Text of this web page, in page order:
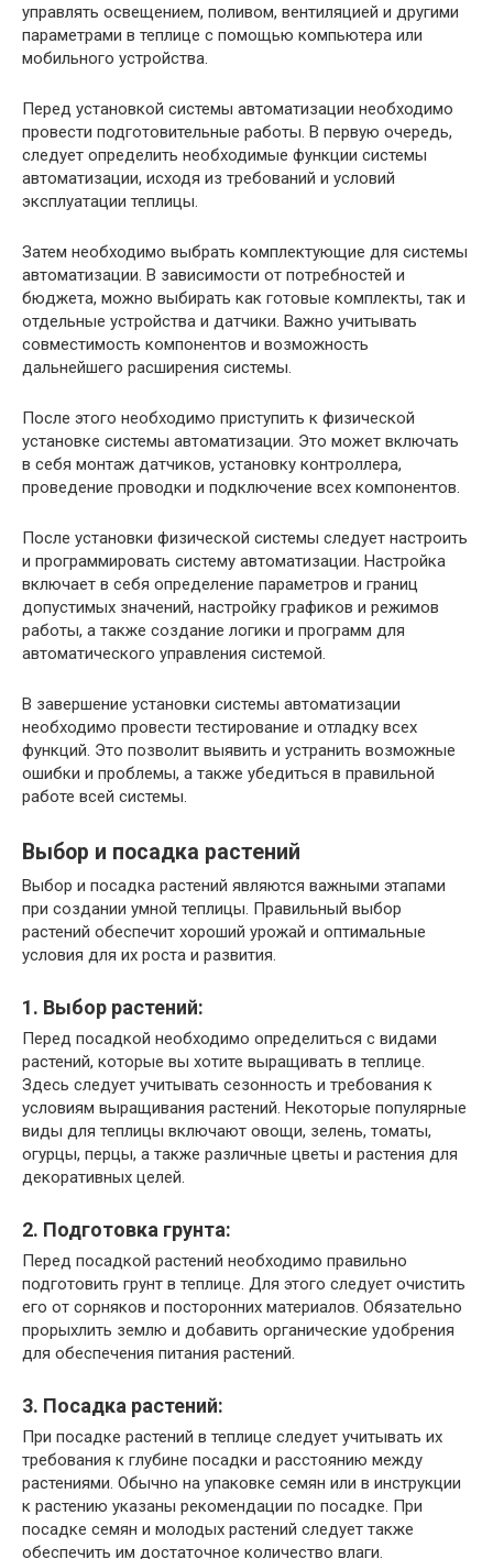
управлять освещением, поливом, вентиляцией и другими
параметрами в теплице с помощью компьютера или
мобильного устройства.
Перед установкой системы автоматизации необходимо
провести подготовительные работы. В первую очередь,
следует определить необходимые функции системы
автоматизации, исходя из требований и условий
эксплуатации теплицы.
Затем необходимо выбрать комплектующие для системы
автоматизации. В зависимости от потребностей и
бюджета, можно выбирать как готовые комплекты, так и
отдельные устройства и датчики. Важно учитывать
совместимость компонентов и возможность
дальнейшего расширения системы.
После этого необходимо приступить к физической
установке системы автоматизации. Это может включать
в себя монтаж датчиков, установку контроллера,
проведение проводки и подключение всех компонентов.
После установки физической системы следует настроить
и программировать систему автоматизации. Настройка
включает в себя определение параметров и границ
допустимых значений, настройку графиков и режимов
работы, а также создание логики и программ для
автоматического управления системой.
В завершение установки системы автоматизации
необходимо провести тестирование и отладку всех
функций. Это позволит выявить и устранить возможные
ошибки и проблемы, а также убедиться в правильной
работе всей системы.
Выбор и посадка растений
Выбор и посадка растений являются важными этапами
при создании умной теплицы. Правильный выбор
растений обеспечит хороший урожай и оптимальные
условия для их роста и развития.
1. Выбор растений:
Перед посадкой необходимо определиться с видами
растений, которые вы хотите выращивать в теплице.
Здесь следует учитывать сезонность и требования к
условиям выращивания растений. Некоторые популярные
виды для теплицы включают овощи, зелень, томаты,
огурцы, перцы, а также различные цветы и растения для
декоративных целей.
2. Подготовка грунта:
Перед посадкой растений необходимо правильно
подготовить грунт в теплице. Для этого следует очистить
его от сорняков и посторонних материалов. Обязательно
прорыхлить землю и добавить органические удобрения
для обеспечения питания растений.
3. Посадка растений:
При посадке растений в теплице следует учитывать их
требования к глубине посадки и расстоянию между
растениями. Обычно на упаковке семян или в инструкции
к растению указаны рекомендации по посадке. При
посадке семян и молодых растений следует также
обеспечить им достаточное количество влаги.